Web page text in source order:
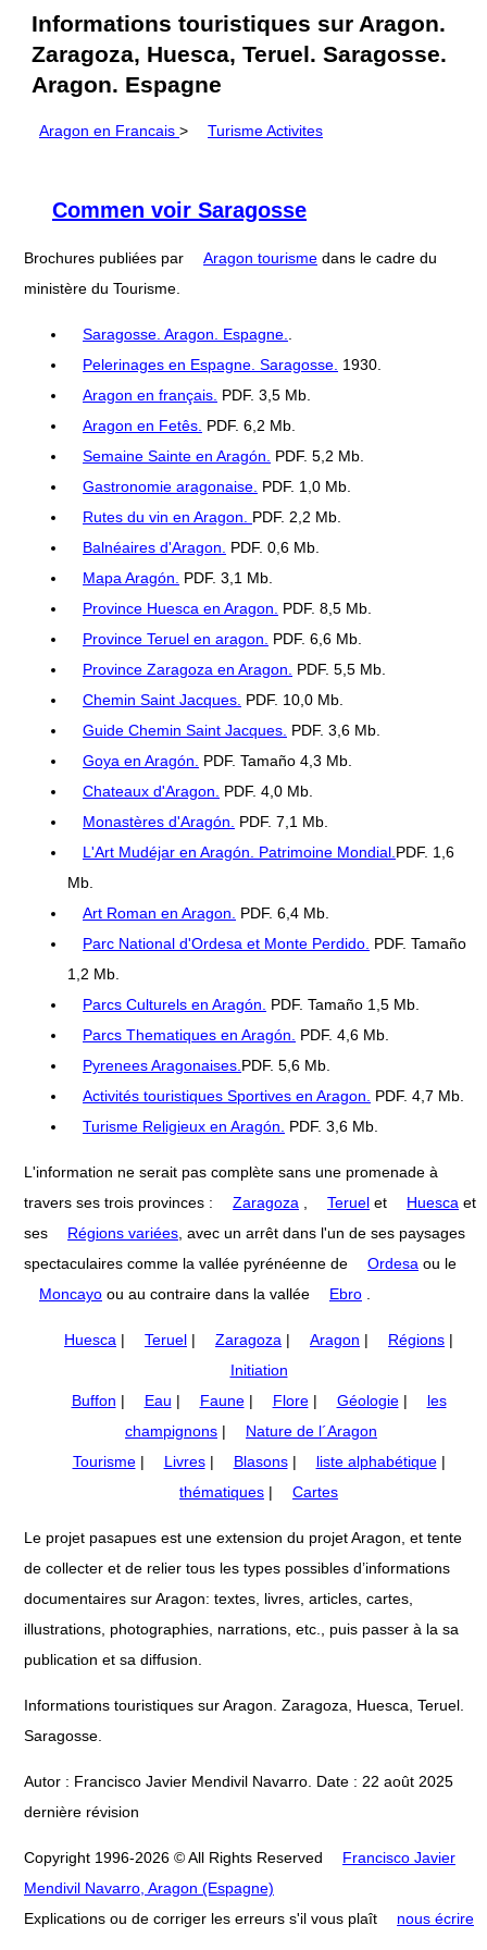
Informations touristiques sur Aragon.
Zaragoza, Huesca, Teruel. Saragosse.
Aragon. Espagne
Aragon en Francais > Turisme Activites
Commen voir Saragosse
Brochures publiées par Aragon tourisme dans le cadre du
ministère du Tourisme.
Saragosse. Aragon. Espagne..
Pelerinages en Espagne. Saragosse. 1930.
Aragon en français. PDF. 3,5 Mb.
Aragon en Fetês. PDF. 6,2 Mb.
Semaine Sainte en Aragón. PDF. 5,2 Mb.
Gastronomie aragonaise. PDF. 1,0 Mb.
Rutes du vin en Aragon. PDF. 2,2 Mb.
Balnéaires d'Aragon. PDF. 0,6 Mb.
Mapa Aragón. PDF. 3,1 Mb.
Province Huesca en Aragon. PDF. 8,5 Mb.
Province Teruel en aragon. PDF. 6,6 Mb.
Province Zaragoza en Aragon. PDF. 5,5 Mb.
Chemin Saint Jacques. PDF. 10,0 Mb.
Guide Chemin Saint Jacques. PDF. 3,6 Mb.
Goya en Aragón. PDF. Tamaño 4,3 Mb.
Chateaux d'Aragon. PDF. 4,0 Mb.
Monastères d'Aragón. PDF. 7,1 Mb.
L'Art Mudéjar en Aragón. Patrimoine Mondial.PDF. 1,6
Mb.
Art Roman en Aragon. PDF. 6,4 Mb.
Parc National d'Ordesa et Monte Perdido. PDF. Tamaño
1,2 Mb.
Parcs Culturels en Aragón. PDF. Tamaño 1,5 Mb.
Parcs Thematiques en Aragón. PDF. 4,6 Mb.
Pyrenees Aragonaises.PDF. 5,6 Mb.
Activités touristiques Sportives en Aragon. PDF. 4,7 Mb.
Turisme Religieux en Aragón. PDF. 3,6 Mb.
L'information ne serait pas complète sans une promenade à
travers ses trois provinces :
Zaragoza , Teruel et Huesca et
ses
Régions variées, avec un arrêt dans l'un de ses paysages
spectaculaires comme la vallée pyrénéenne de
Ordesa ou le
Moncayo ou au contraire dans la vallée Ebro .
Huesca | Teruel | Zaragoza | Aragon | Régions |
Initiation
Buffon | Eau | Faune| Flore| Géologie|
les
champignons |
Nature de l´Aragon
Tourisme| Livres| Blasons| liste alphabétique|
thématiques | Cartes
Le projet pasapues est une extension du projet Aragon, et tente
de collecter et de relier tous les types possibles d’informations
documentaires sur Aragon: textes, livres, articles, cartes,
illustrations, photographies, narrations, etc., puis passer à la sa
publication et sa diffusion.
Informations touristiques sur Aragon. Zaragoza, Huesca, Teruel.
Saragosse.
Autor : Francisco Javier Mendivil Navarro. Date : 22 août 2025
dernière révision
Copyright 1996-2026 © All Rights Reserved
Francisco Javier
Mendivil Navarro, Aragon (Espagne)
Explications ou de corriger les erreurs s'il vous plaît
nous écrire